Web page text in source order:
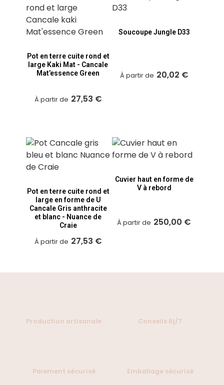
JULIEN C.
Publié le 04/03/2024 à 15:43 (Date de commande : 21/01/2024)
Réponse du marchand
Merci beaucoup pour votre retour positif, cela nous fait
très plaisir ! Nous sommes ravis que vous soyez satisfait
C'est mon 4ème donc je n'ai que des compliments
à faire! Très belle poterie élégante et imposante.
Usage intérieur pour ma part.
AFFICHER PLUS D'AVIS
Pot en terre cuite rond et
large Kaki Mat - Cancale
Mat’essence Green
À partir de 27,53 €
Soucoupe Jungle D33
À partir de 20,02 €
Pot en terre cuite rond et
large en forme de U
Cancale Gris anthracite
et blanc - Nuance de
Craie
À partir de 27,53 €
Cuvier haut en forme de
V à rebord
À partir de 250,00 €
Production artisanale Conseils 6j/7
Paiement sécurisé Emballage sécurisé